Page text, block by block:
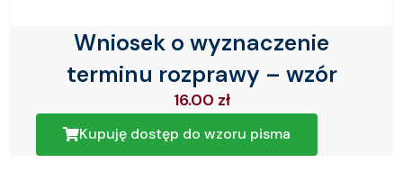
Wniosek o wyznaczenie
terminu rozprawy – wzór
16.00 zł
Kupuję dostęp do wzoru pisma